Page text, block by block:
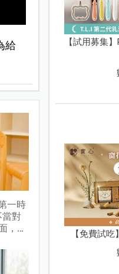
給
一時
當對
，家
【試用募集
【免費試